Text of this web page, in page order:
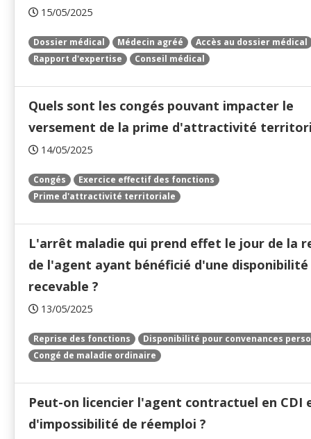
15/05/2025
Dossier médical Médecin agréé
Accès au dossier médical
Rapport d'expertise
Conseil médical
Quels sont les congés pouvant impacter le
versement de la prime d'attractivité
14/05/2025
Congés
Exercice effectif des fonctions
Prime d'attractivité territoriale
L'arrêt maladie qui prend effet le jour de la
de l'agent ayant bénéficié d'une
recevable ?
13/05/2025
Reprise des fonctions
Disponibilité pour convenances
Congé de maladie ordinaire
Peut-on licencier l'agent contractuel en CDI
d'impossibilité de réemploi ?